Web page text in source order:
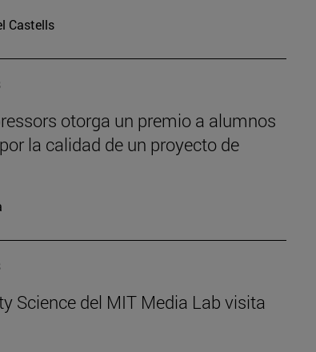
Castells
otorga un premio a alumnos
la calidad de un proyecto de
Science del MIT Media Lab visita